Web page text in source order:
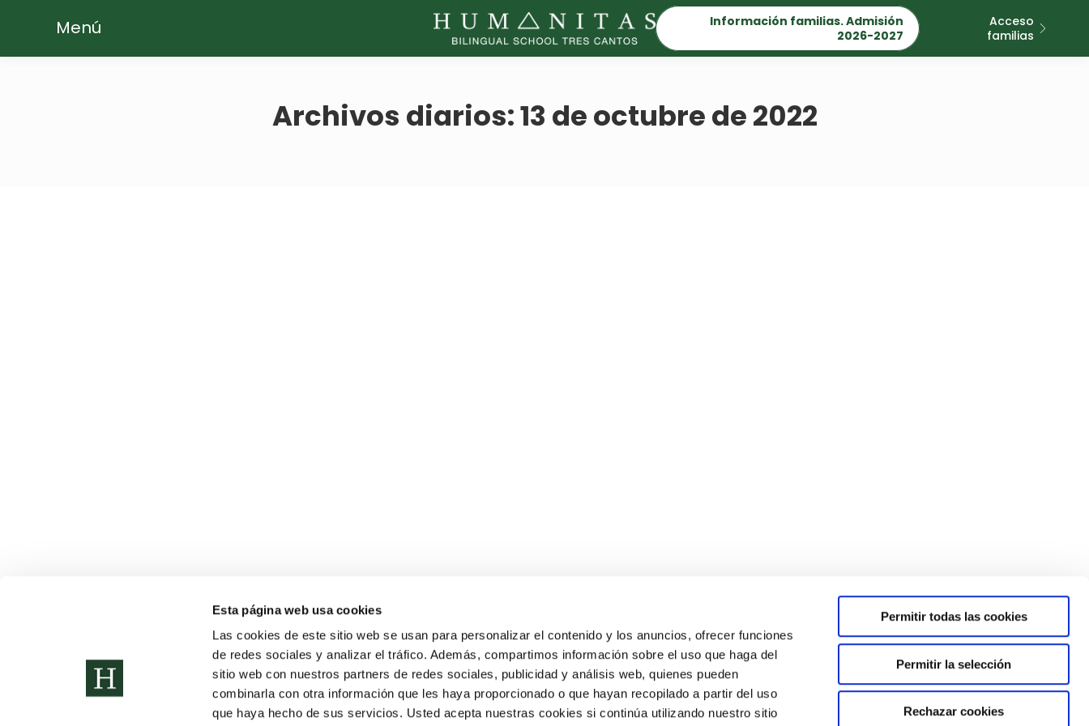
Esta página web usa cookies
Las cookies de este sitio web se usan para personalizar el contenido y los anuncios, ofrecer funciones
de redes sociales y analizar el tráfico. Además, compartimos información sobre el uso que haga del
sitio web con nuestros partners de redes sociales, publicidad y análisis web, quienes pueden
combinarla con otra información que les haya proporcionado o que hayan recopilado a partir del uso
que haya hecho de sus servicios. Usted acepta nuestras cookies si continúa utilizando nuestro sitio
Permitir todas las cookies
Permitir la selección
Rechazar cookies
Menú
Información familias. Admisión
2026-2027
Acceso
familias
Archivos diarios:13 de octubre de 2022
Copyright © 2022. Todos los
derechos reservados
Política de Privacidad Política de Cookies Aviso Legal Matrícula e inscripción Plan de Convivencia Consejo Escolar
Reclamación
Sitemap
Proceso de Admisión 2026-2027 Canal de denuncias Información Familias